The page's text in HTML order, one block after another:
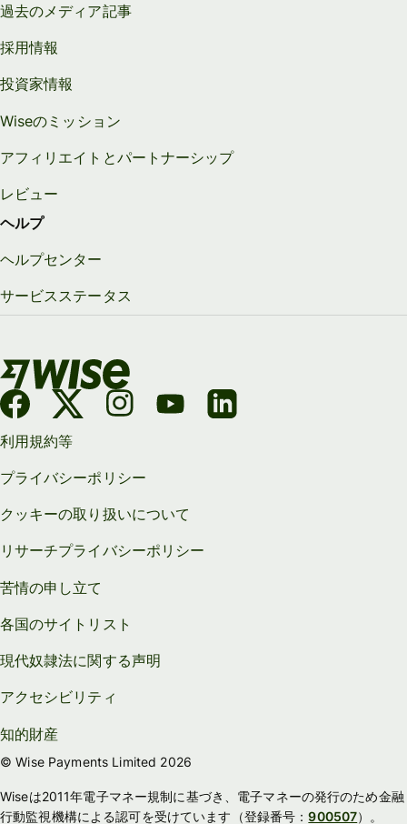
過去のメディア記事
採用情報
投資家情報
Wiseのミッション
アフィリエイトとパートナーシップ
レビュー
ヘルプ
ヘルプセンター
サービスステータス
利用規約等
プライバシーポリシー
クッキーの取り扱いについて
リサーチプライバシーポリシー
苦情の申し立て
各国のサイトリスト
現代奴隷法に関する声明
アクセシビリティ
知的財産
© Wise Payments Limited 2026
Wiseは2011年電子マネー規制に基づき、電子マネーの発行のため金融
行動監視機構による認可を受けています（登録番号：900507）。